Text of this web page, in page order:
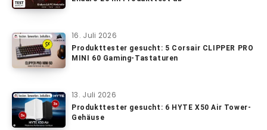
16. Juli 2026
Produkttester gesucht: 5 Corsair CLIPPER PRO
MINI 60 Gaming-Tastaturen
13. Juli 2026
Produkttester gesucht: 6 HYTE X50 Air Tower-
Gehäuse